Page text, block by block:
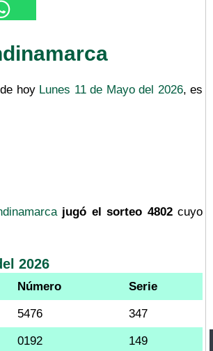
hoy Lunes 11 de Mayo del 2026, es
jugó el sorteo 4802cuyo
2026
Número Serie
5476 347
0192 149